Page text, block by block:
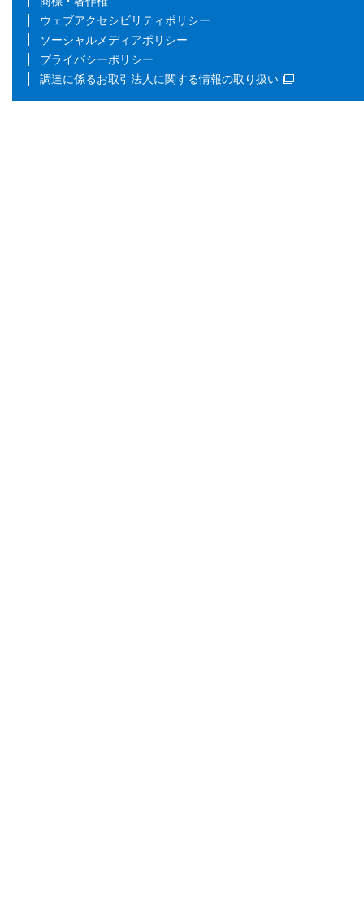
ウェブアクセシビリティポリシー
ソーシャルメディアポリシー
プライバシーポリシー
調達に係るお取引法人に関する情報の取り扱い